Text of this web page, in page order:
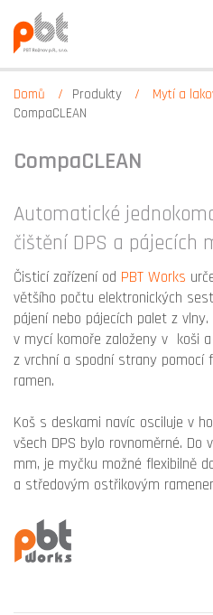
Domů Produkty Mytí a
CompaCLEAN
CompaCLEAN
Automatické
čištění DPS a pájecích
Čisticí zařízení od PBT Works
většího počtu elektronických
pájení nebo pájecích palet z
v mycí komoře založeny v koši
z vrchní a spodní strany pomocí
ramen.
Koš s deskami navíc osciluje v
všech DPS bylo rovnoměrné.
mm, je myčku možné flexibilně
a středovým ostřikovým